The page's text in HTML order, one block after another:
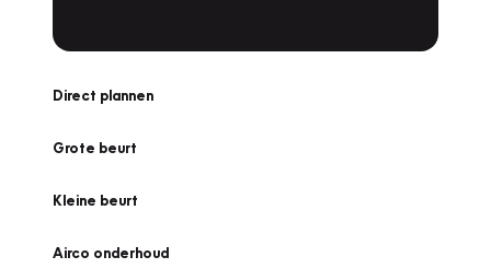
Direct plannen
Grote beurt
Kleine beurt
Airco onderhoud